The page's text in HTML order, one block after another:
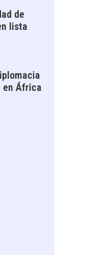
de
lista
en África